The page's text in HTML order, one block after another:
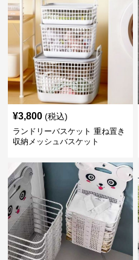
¥3,800 (税込)
ランドリーバスケット 重ね置き
収納メッシュバスケット